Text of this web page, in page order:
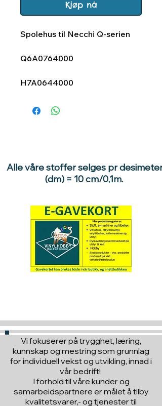
Kjøp nå
Spolehus til Necchi Q-serien
Q6A0764000
H7A0644000
Alle våre stoffer selges pr desimeter
(dm) = 10 cm/0,1m.
Vi fokuserer på trygghet, læring,
kunnskap og mestring som grunnlag
for individuell vekst og utvikling, innad i
vår bedrift!
I forhold til våre kunder og
samarbeidspartnere er målet å tilby
kvalitetsvarer,- og tjenester til